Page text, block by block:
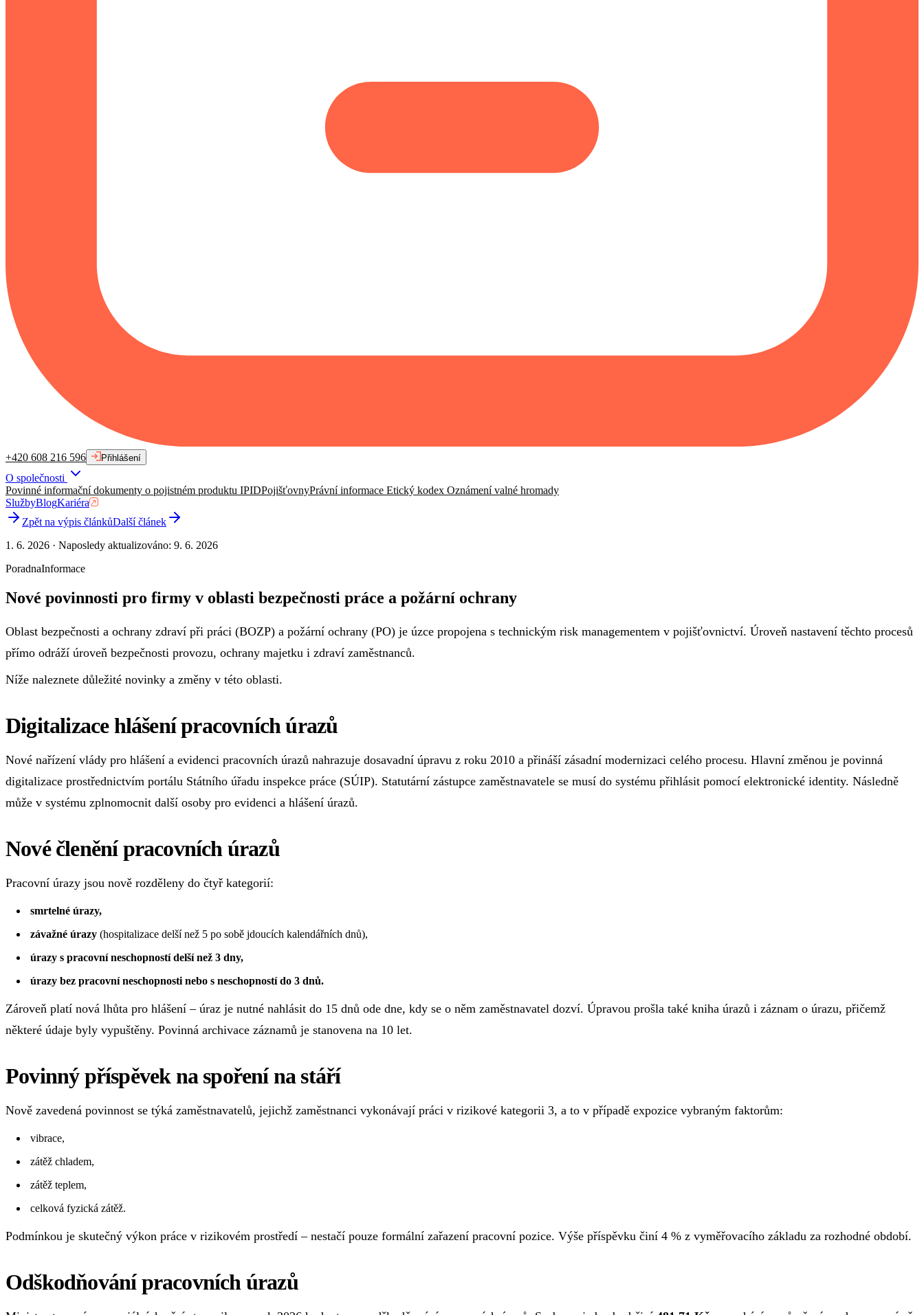
+420 608 216 596 Přihlášení
O společnosti
Povinné informační dokumenty o pojistném produktu IPIDPojišťovnyPrávní informace Etický kodex Oznámení valné hromady
SlužbyBlogKariéra
Zpět na výpis článkůDalší článek
1. 6. 2026 · Naposledy aktualizováno: 9. 6. 2026
PoradnaInformace
Nové povinnosti pro firmy v oblasti bezpečnosti práce a požární ochrany
Oblast bezpečnosti a ochrany zdraví při práci (BOZP) a požární ochrany (PO) je úzce propojena s technickým risk managementem v pojišťovnictví. Úroveň nastavení těchto procesů
přímo odráží úroveň bezpečnosti provozu, ochrany majetku i zdraví zaměstnanců.
Níže naleznete důležité novinky a změny v této oblasti.
Digitalizace hlášení pracovních úrazů
Nové nařízení vlády pro hlášení a evidenci pracovních úrazů nahrazuje dosavadní úpravu z roku 2010 a přináší zásadní modernizaci celého procesu. Hlavní změnou je povinná
digitalizace prostřednictvím portálu Státního úřadu inspekce práce (SÚIP). Statutární zástupce zaměstnavatele se musí do systému přihlásit pomocí elektronické identity. Následně
může v systému zplnomocnit další osoby pro evidenci a hlášení úrazů.
Nové členění pracovních úrazů
Pracovní úrazy jsou nově rozděleny do čtyř kategorií:
smrtelné úrazy,
závažné úrazy (hospitalizace delší než 5 po sobě jdoucích kalendářních dnů),
úrazy s pracovní neschopností delší než 3 dny,
úrazy bez pracovní neschopnosti nebo s neschopností do 3 dnů.
Zároveň platí nová lhůta pro hlášení – úraz je nutné nahlásit do 15 dnů ode dne, kdy se o něm zaměstnavatel dozví. Úpravou prošla také kniha úrazů i záznam o úrazu, přičemž
některé údaje byly vypuštěny. Povinná archivace záznamů je stanovena na 10 let.
Povinný příspěvek na spoření na stáří
Nově zavedená povinnost se týká zaměstnavatelů, jejichž zaměstnanci vykonávají práci v rizikové kategorii 3, a to v případě expozice vybraným faktorům:
vibrace,
zátěž chladem,
zátěž teplem,
celková fyzická zátěž.
Podmínkou je skutečný výkon práce v rizikovém prostředí – nestačí pouze formální zařazení pracovní pozice. Výše příspěvku činí 4 % z vyměřovacího základu za rozhodné období.
Odškodňování pracovních úrazů